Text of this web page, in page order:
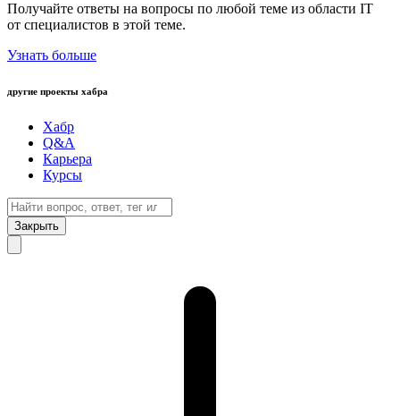
Получайте ответы на вопросы по любой теме из области IT
от специалистов в этой теме.
Узнать больше
другие проекты хабра
Хабр
Q&A
Карьера
Курсы
Закрыть